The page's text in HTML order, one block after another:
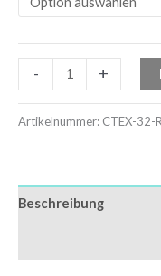
- +
Artikelnummer: CTEX-32-
Beschreibung